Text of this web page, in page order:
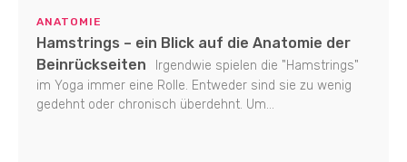
ANATOMIE
Hamstrings – ein Blick auf die Anatomie der
Beinrückseiten
Irgendwie spielen die "Hamstrings"
im Yoga immer eine Rolle. Entweder sind sie zu wenig
gedehnt oder chronisch überdehnt. Um...